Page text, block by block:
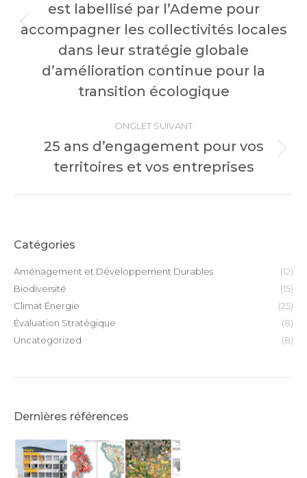
Onglet
est labellisé par l’Ademe pour
accompagner les collectivités locales
dans leur stratégie globale
d’amélioration continue pour la
transition écologique
ONGLET SUIVANT
Onglet
suivant
25 ans d’engagement pour vos
territoires et vos entreprises
Catégories
Aménagement et Développement Durables
(12)
Biodiversité
(15)
Climat Énergie
(25)
Évaluation Stratégique
(8)
Uncategorized
(8)
Dernières références